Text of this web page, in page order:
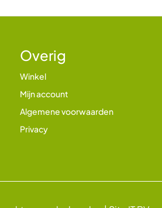
Overig
Winkel
Mijn account
Algemene voorwaarden
Privacy